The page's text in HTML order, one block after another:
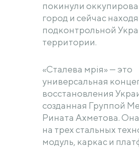
покинули
город и сейчас
подконтрольной
территории.
«Сталева мрія» — это
универсальная
восстановления
созданная Группой
Рината Ахметова.
на трех стальных
модуль, каркас и